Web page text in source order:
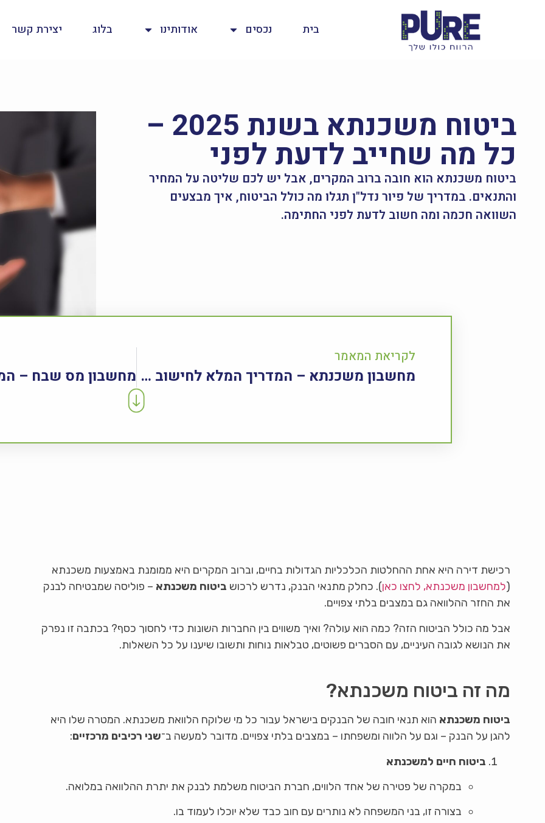
בית נכסים אודותינו בלוג יצירת קשר
ביטוח משכנתא בשנת 2025 –
כל מה שחייב לדעת לפני
ביטוח משכנתא הוא חובה ברוב המקרים, אבל יש לכם שליטה על המחיר
והתנאים. במדריך של פיור נדל"ן תגלו מה כולל הביטוח, איך מבצעים
השוואה חכמה ומה חשוב לדעת לפני החתימה.
לקריאת המאמר
מחשבון משכנתא – המדריך המלא לחישוב החזר חודשי בדרך פשוטה
רכישת דירה היא אחת ההחלטות הכלכליות הגדולות בחיים, וברוב המקרים היא ממומנת באמצעות משכנתא
(למחשבון משכנתא, לחצו כאן). כחלק מתנאי הבנק, נדרש לרכוש ביטוח משכנתא – פוליסה שמבטיחה לבנק
את החזר ההלוואה גם במצבים בלתי צפויים.
אבל מה כולל הביטוח הזה? כמה הוא עולה? ואיך משווים בין החברות השונות כדי לחסוך כסף? בכתבה זו נפרק
את הנושא לגובה העיניים, עם הסברים פשוטים, טבלאות נוחות ותשובו שיענו על כל השאלות.
מה זה ביטוח משכנתא?
ביטוח משכנתא הוא תנאי חובה של הבנקים בישראל עבור כל מי שלוקח הלוואת משכנתא. המטרה שלו היא
להגן על הבנק – וגם על הלווה ומשפחתו – במצבים בלתי צפויים. מדובר למעשה ב־שני רכיבים מרכזיים:
ביטוח חיים למשכנתא
במקרה של פטירה של אחד הלווים, חברת הביטוח משלמת לבנק את יתרת ההלוואה במלואה.
בצורה זו, בני המשפחה לא נותרים עם חוב כבד שלא יוכלו לעמוד בו.